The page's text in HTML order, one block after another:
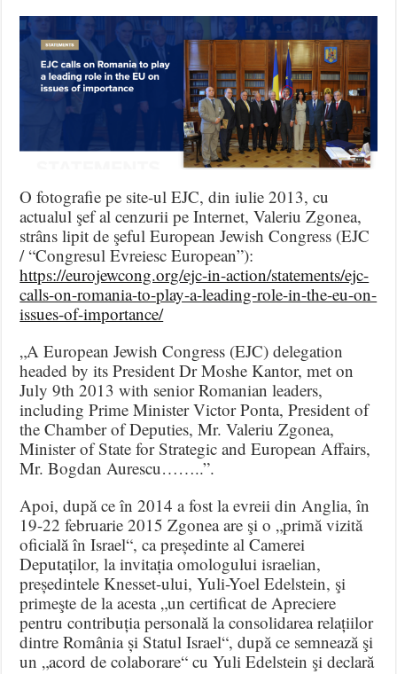
O fotografie pe site-ul EJC, din iulie 2013, cu
actualul şef al cenzurii pe Internet, Valeriu Zgonea,
strâns lipit de şeful European Jewish Congress (EJC
/ “Congresul Evreiesc European”):
https://eurojewcong.org/ejc-in-action/statements/ejc-
calls-on-romania-to-play-a-leading-role-in-the-eu-on-
issues-of-importance/
„A European Jewish Congress (EJC) delegation
headed by its President Dr Moshe Kantor, met on
July 9th 2013 with senior Romanian leaders,
including Prime Minister Victor Ponta, President of
the Chamber of Deputies, Mr. Valeriu Zgonea,
Minister of State for Strategic and European Affairs,
Mr. Bogdan Aurescu……..”.
Apoi, după ce în 2014 a fost la evreii din Anglia, în
19-22 februarie 2015 Zgonea are şi o „primă vizită
oficială în Israel“, ca președinte al Camerei
Deputaților, la invitația omologului israelian,
președintele Knesset-ului, Yuli-Yoel Edelstein, şi
primeşte de la acesta „un certificat de Apreciere
pentru contribuția personală la consolidarea relațiilor
dintre România și Statul Israel“, după ce semnează şi
un „acord de colaborare“ cu Yuli Edelstein şi declară